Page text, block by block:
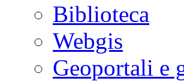
Biblioteca
Webgis
Geoportali e